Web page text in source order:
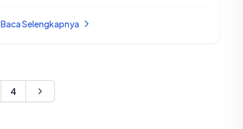
Baca Selengkapnya
4